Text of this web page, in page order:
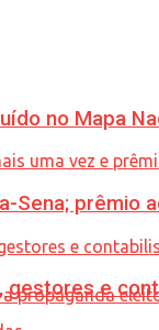
no Mapa
Sena; prêmio
gestores e